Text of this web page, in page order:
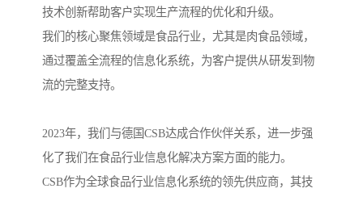
技术创新帮助客户实现生产流程的优化和升级。
我们的核心聚焦领域是食品行业，尤其是肉食品领域，
通过覆盖全流程的信息化系统，为客户提供从研发到物
流的完整支持。
2023年，我们与德国CSB达成合作伙伴关系，进一步强
化了我们在食品行业信息化解决方案方面的能力。
CSB作为全球食品行业信息化系统的领先供应商，其技